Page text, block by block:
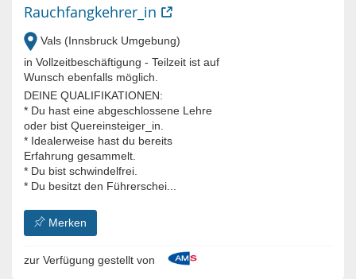
Rauchfangkehrer_in
Vals (Innsbruck Umgebung)
in Vollzeitbeschäftigung - Teilzeit ist auf
Wunsch ebenfalls möglich.
DEINE QUALIFIKATIONEN:
* Du hast eine abgeschlossene Lehre
oder bist Quereinsteiger_in.
* Idealerweise hast du bereits
Erfahrung gesammelt.
* Du bist schwindelfrei.
* Du besitzt den Führerschei...
Merken
zur Verfügung gestellt von